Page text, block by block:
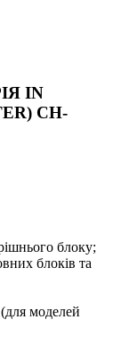
IN
CH-
блоку;
блоків та
моделей